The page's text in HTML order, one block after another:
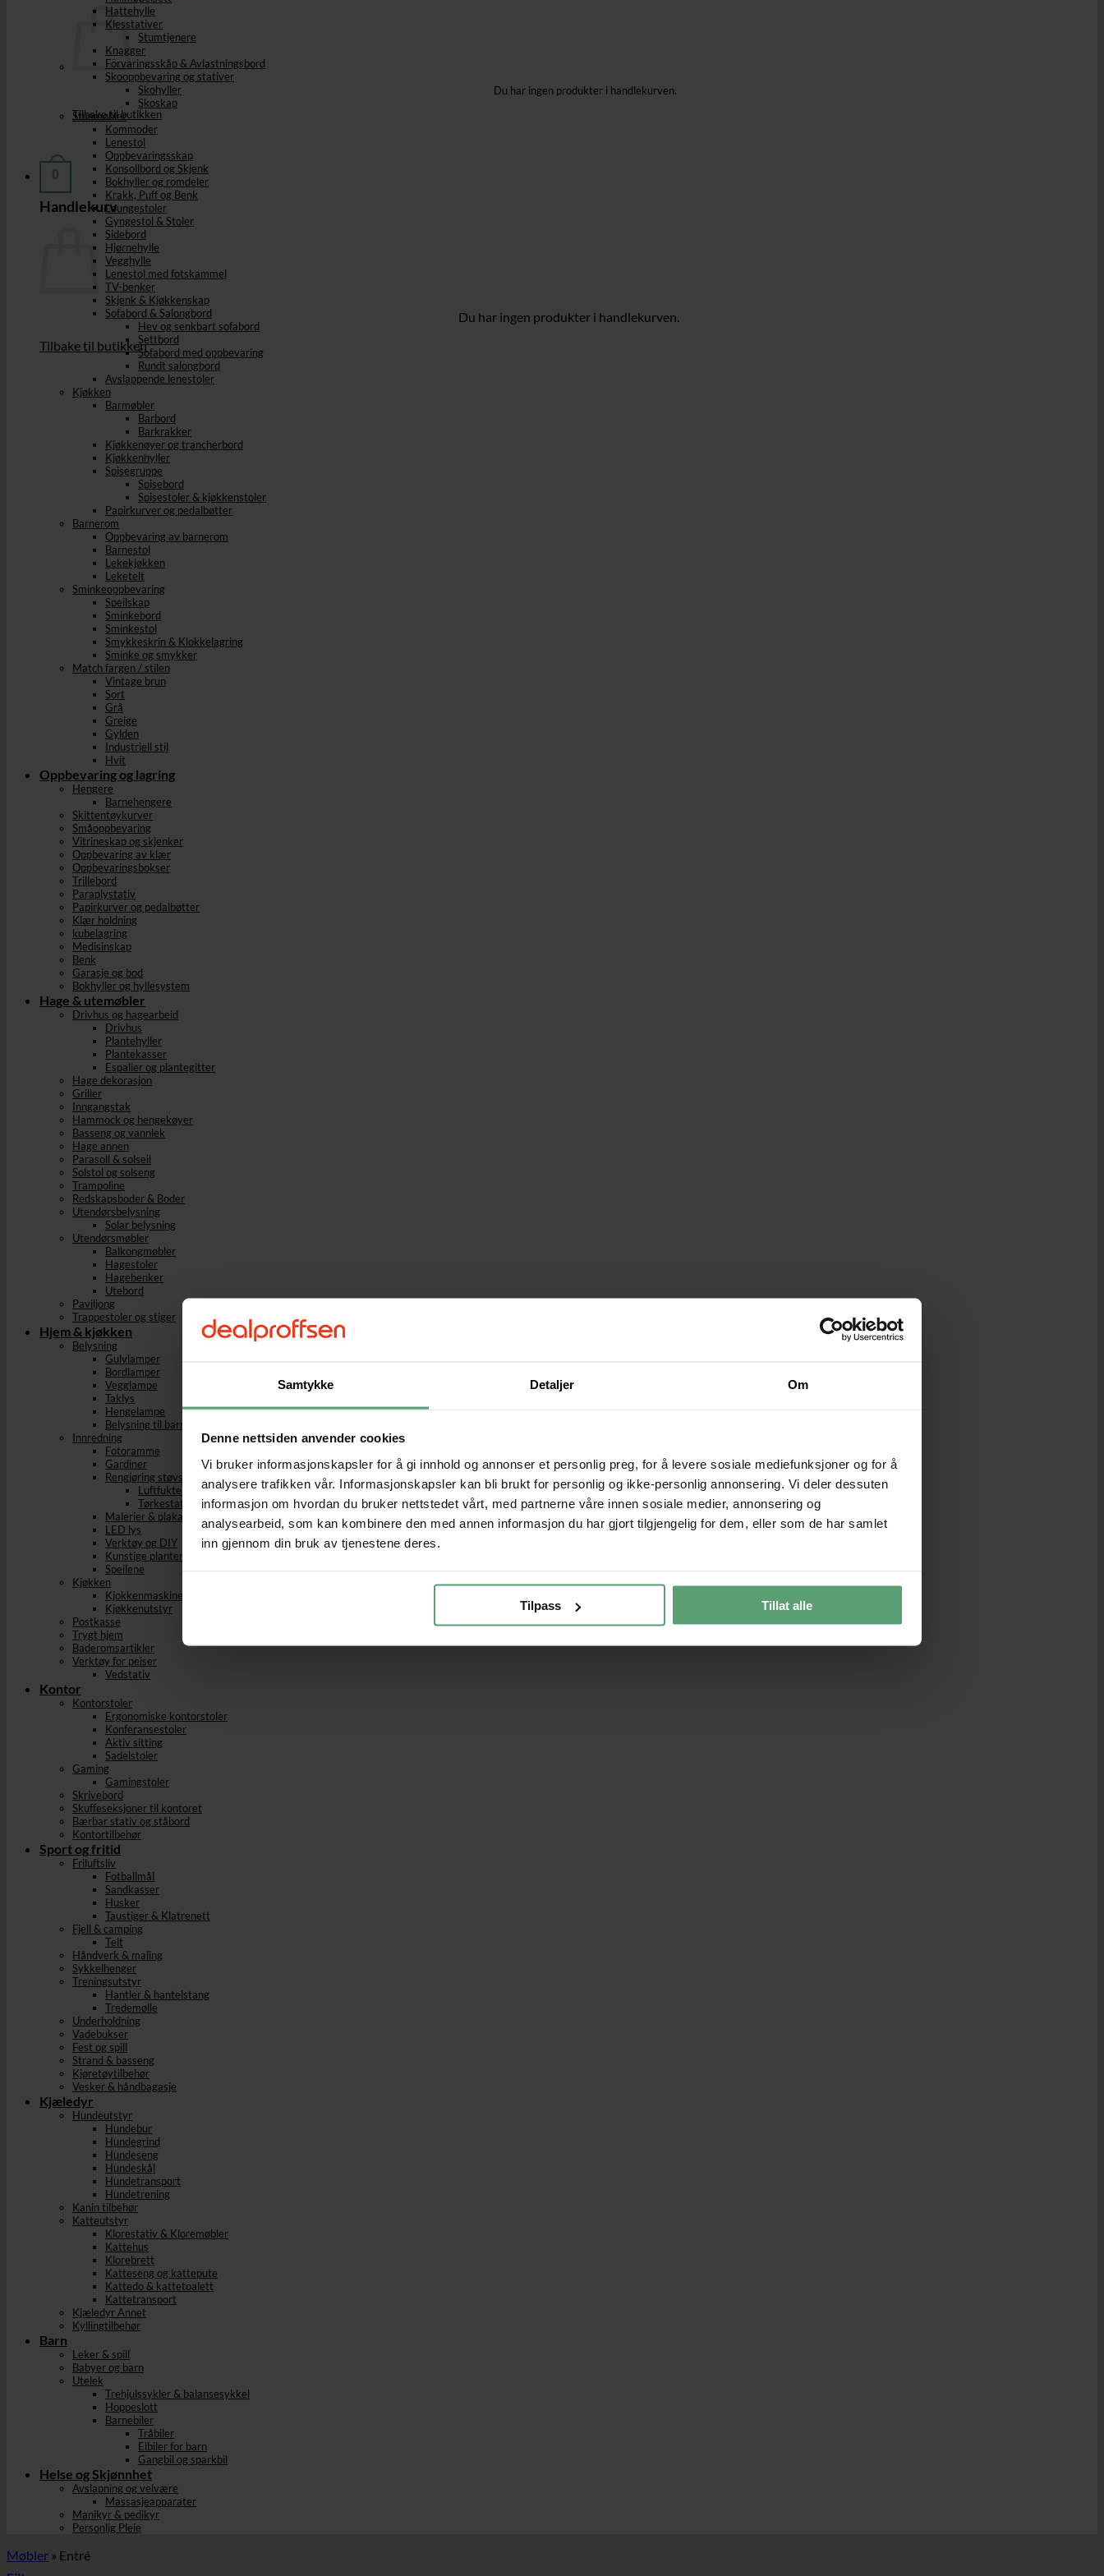
Samtykke Detaljer Om
Denne nettsiden anvender cookies
Vi bruker informasjonskapsler for å gi innhold og annonser et personlig preg, for å levere sosiale mediefunksjoner og for å
analysere trafikken vår. Informasjonskapsler kan bli brukt for personlig og ikke-personlig annonsering. Vi deler dessuten
informasjon om hvordan du bruker nettstedet vårt, med partnerne våre innen sosiale medier, annonsering og
analysearbeid, som kan kombinere den med annen informasjon du har gjort tilgjengelig for dem, eller som de har samlet
inn gjennom din bruk av tjenestene deres.
Tilpass Tillat alle
Du har ingen produkter i handlekurven.
Tilbake til butikken
0
Handlekurv
Du har ingen produkter i handlekurven.
Tilbake til butikken
Hattehylle
Klesstativer
Stumtjenere
Knagger
Förvaringsskåp & Avlastningsbord
Skooppbevaring og stativer
Skohyller
Skoskap
Stuemøbler
Kommoder
Lenestol
Oppbevaringsskap
Konsollbord og Skjenk
Bokhyller og romdeler
Krakk, Puff og Benk
Loungestoler
Gyngestol & Stoler
Sidebord
Hjørnehylle
Vegghylle
Lenestol med fotskammel
TV-benker
Skjenk & Kjøkkenskap
Sofabord & Salongbord
Hev og senkbart sofabord
Settbord
Sofabord med oppbevaring
Rundt salongbord
Avslappende lenestoler
Kjøkken
Barmøbler
Barbord
Barkrakker
Kjøkkenøyer og trancherbord
Kjøkkenhyller
Spisegruppe
Spisebord
Spisestoler & kjøkkenstoler
Papirkurver og pedalbøtter
Barnerom
Oppbevaring av barnerom
Barnestol
Lekekjøkken
Leketelt
Sminkeoppbevaring
Speilskap
Sminkebord
Sminkestol
Smykkeskrin & Klokkelagring
Sminke og smykker
Match fargen / stilen
Vintage brun
Sort
Grå
Greige
Gylden
Industriell stil
Hvit
Oppbevaring og lagring
Hengere
Barnehengere
Skittentøykurver
Småoppbevaring
Vitrineskap og skjenker
Oppbevaring av klær
Oppbevaringsbokser
Trillebord
Paraplystativ
Papirkurver og pedalbøtter
Klær holdning
kubelagring
Medisinskap
Benk
Garasje og bod
Bokhyller og hyllesystem
Hage & utemøbler
Drivhus og hagearbeid
Drivhus
Plantehyller
Plantekasser
Espalier og plantegitter
Hage dekorasjon
Griller
Inngangstak
Hammock og hengekøyer
Basseng og vannlek
Hage annen
Parasoll & solseil
Solstol og solseng
Trampoline
Redskapsboder & Boder
Utendørsbelysning
Solar belysning
Utendørsmøbler
Balkongmøbler
Hagestoler
Hagebenker
Utebord
Paviljong
Trappestoler og stiger
Hjem & kjøkken
Belysning
Gulvlamper
Bordlamper
Vegglampe
Taklys
Hengelampe
Belysning til barnerom
Innredning
Fotoramme
Gardiner
Rengjøring støvsuging og stryking
Luftfuktere og Avfuktere
Tørkestativ
Malerier & plakater
LED lys
Verktøy og DIY
Kunstige planter
Speilene
Kjøkken
Kjokkenmaskiner
Kjøkkenutstyr
Postkasse
Trygt hjem
Baderomsartikler
Verktøy for peiser
Vedstativ
Kontor
Kontorstoler
Ergonomiske kontorstoler
Konferansestoler
Aktiv sitting
Sadelstoler
Gaming
Gamingstoler
Skrivebord
Skuffeseksjoner til kontoret
Bærbar stativ og ståbord
Kontortilbehør
Sport og fritid
Friluftsliv
Fotballmål
Sandkasser
Husker
Taustiger & Klatrenett
Fjell & camping
Telt
Håndverk & maling
Sykkelhenger
Treningsutstyr
Hantler & hantelstang
Tredemølle
Underholdning
Vadebukser
Fest og spill
Strand & basseng
Kjøretøytilbehør
Vesker & håndbagasje
Kjæledyr
Hundeutstyr
Hundebur
Hundegrind
Hundeseng
Hundeskål
Hundetransport
Hundetrening
Kanin tilbehør
Katteutstyr
Klorestativ & Kloremøbler
Kattehus
Klorebrett
Katteseng og kattepute
Kattedo & kattetoalett
Kattetransport
Kjæledyr Annet
Kyllingtilbehør
Barn
Leker & spill
Babyer og barn
Utelek
Trehjulssykler & balansesykkel
Hoppeslott
Barnebiler
Tråbiler
Elbiler for barn
Gangbil og sparkbil
Helse og Skjønnhet
Avslapning og velvære
Massasjeapparater
Manikyr & pedikyr
Personlig Pleie
Møbler » Entré